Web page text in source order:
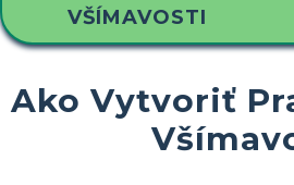
VŠÍMAVOSTI
Ako Vytvoriť